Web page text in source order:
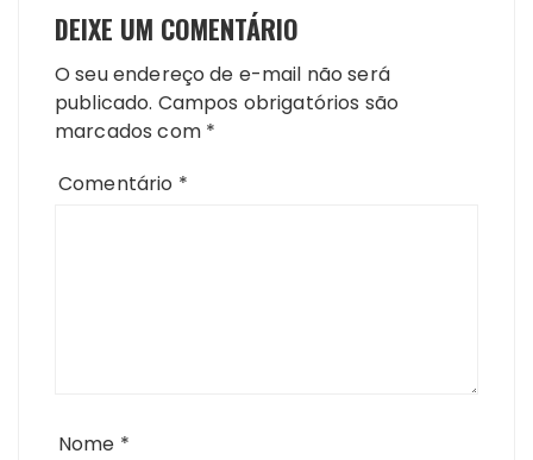
DEIXE UM COMENTÁRIO
O seu endereço de e-mail não será
publicado. Campos obrigatórios são
marcados com *
Comentário *
Nome *